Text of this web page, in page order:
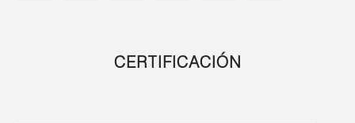
CERTIFICACIÓN